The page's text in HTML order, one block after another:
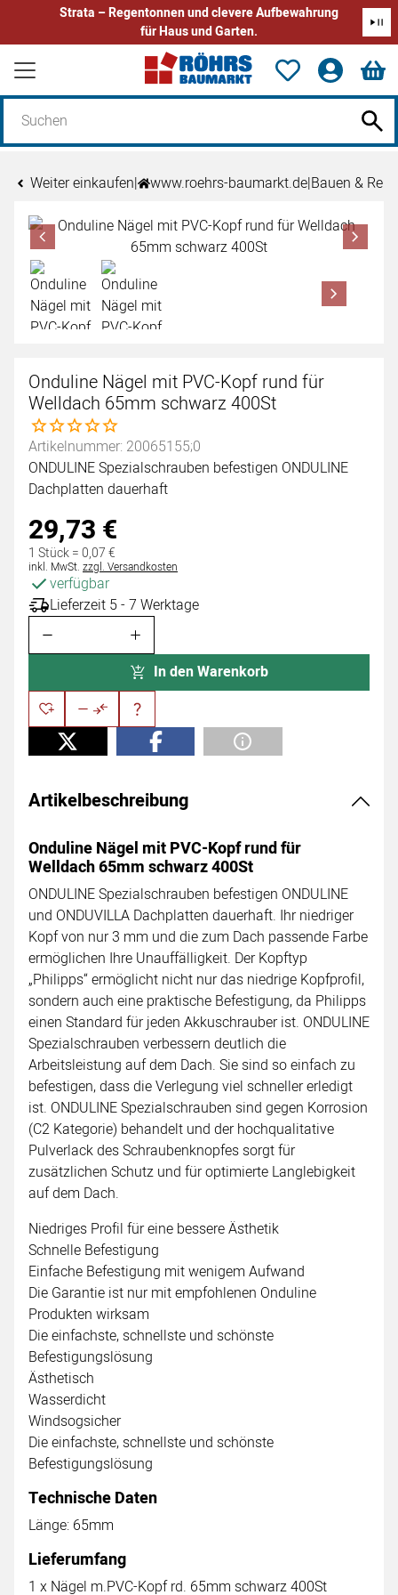
Strata – Regentonnen und clevere Aufbewahrung
für Haus und Garten.
Zum Hauptinhalt springen
Weiter einkaufen| www.roehrs-baumarkt.de|Bauen &
Produktgalerie
Zur Kaufbox springen
Onduline Nägel mit PVC-Kopf rund für
Welldach 65mm schwarz 400St
Noch keine Bewertungen abgegeben
Artikelnummer: 20065155;0
ONDULINE Spezialschrauben befestigen ONDULINE
Dachplatten dauerhaft
29,73 €
1 Stück =0,07€
Steuerhinweis:
inkl. MwSt. zzgl. Versandkosten
verfügbar
Lieferzeit 5 - 7 Werktage
In den Warenkorb
Artikelbeschreibung
Onduline Nägel mit PVC-Kopf rund für
Welldach 65mm schwarz 400St
ONDULINE Spezialschrauben befestigen ONDULINE
und ONDUVILLA Dachplatten dauerhaft. Ihr niedriger
Kopf von nur 3 mm und die zum Dach passende Farbe
ermöglichen Ihre Unauffälligkeit. Der Kopftyp
„Philipps“ ermöglicht nicht nur das niedrige Kopfprofil,
sondern auch eine praktische Befestigung, da Philipps
einen Standard für jeden Akkuschrauber ist. ONDULINE
Spezialschrauben verbessern deutlich die
Arbeitsleistung auf dem Dach. Sie sind so einfach zu
befestigen, dass die Verlegung viel schneller erledigt
ist. ONDULINE Spezialschrauben sind gegen Korrosion
(C2 Kategorie) behandelt und der hochqualitative
Pulverlack des Schraubenknopfes sorgt für
zusätzlichen Schutz und für optimierte Langlebigkeit
auf dem Dach.
Niedriges Profil für eine bessere Ästhetik
Schnelle Befestigung
Einfache Befestigung mit wenigem Aufwand
Die Garantie ist nur mit empfohlenen Onduline
Produkten wirksam
Die einfachste, schnellste und schönste
Befestigungslösung
Ästhetisch
Wasserdicht
Windsogsicher
Die einfachste, schnellste und schönste
Befestigungslösung
Technische Daten
Länge: 65mm
Lieferumfang
1 x Nägel m.PVC-Kopf rd. 65mm schwarz 400St